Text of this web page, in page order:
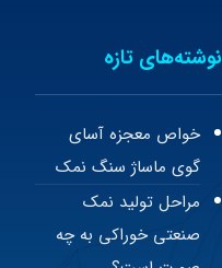
نوشته‌های تازه
خواص معجزه آسای
گوی ماساژ سنگ نمک
مراحل تولید نمک
صنعتی خوراکی به چه